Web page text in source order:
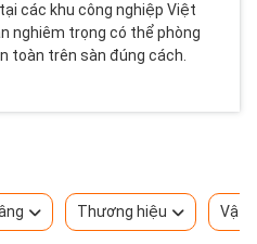
các khu công nghiệp Việt
nghiêm trọng có thể phòng
toàn trên sàn đúng cách.
Thương hiệu Vật